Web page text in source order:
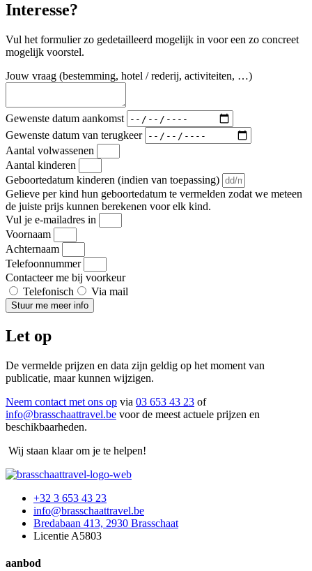
Interesse?
Vul het formulier zo gedetailleerd mogelijk in voor een zo concreet
mogelijk voorstel.
Jouw vraag (bestemming, hotel / rederij, activiteiten, …)
Gewenste datum aankomst
Gewenste datum van terugkeer
Aantal volwassenen
Aantal kinderen
Geboortedatum kinderen (indien van toepassing)
Gelieve per kind hun geboortedatum te vermelden zodat we meteen
de juiste prijs kunnen berekenen voor elk kind.
Vul je e-mailadres in
Voornaam
Achternaam
Telefoonnummer
Contacteer me bij voorkeur
Telefonisch
Via mail
Stuur me meer info
Let op
De vermelde prijzen en data zijn geldig op het moment van
publicatie, maar kunnen wijzigen.
Neem contact met ons op via 03 653 43 23 of
info@brasschaattravel.be voor de meest actuele prijzen en
beschikbaarheden.
Wij staan klaar om je te helpen!
+32 3 653 43 23
info@brasschaattravel.be
Bredabaan 413, 2930 Brasschaat
Licentie A5803
aanbod